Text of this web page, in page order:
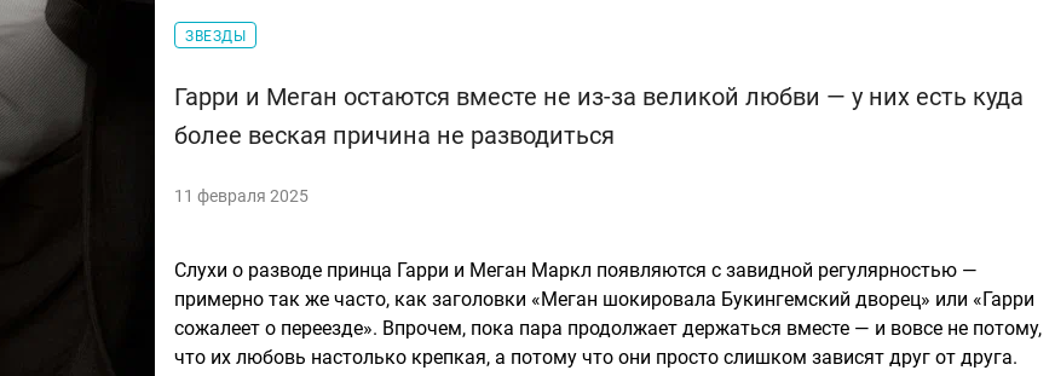
ЗВЕЗДЫ
Гарри и Меган остаются вместе не из-за великой любви — у них есть куда
более веская причина не разводиться
11 февраля 2025
Слухи о разводе принца Гарри и Меган Маркл появляются с завидной регулярностью —
примерно так же часто, как заголовки «Меган шокировала Букингемский дворец» или «Гарри
сожалеет о переезде». Впрочем, пока пара продолжает держаться вместе — и вовсе не потому,
что их любовь настолько крепкая, а потому что они просто слишком зависят друг от друга.